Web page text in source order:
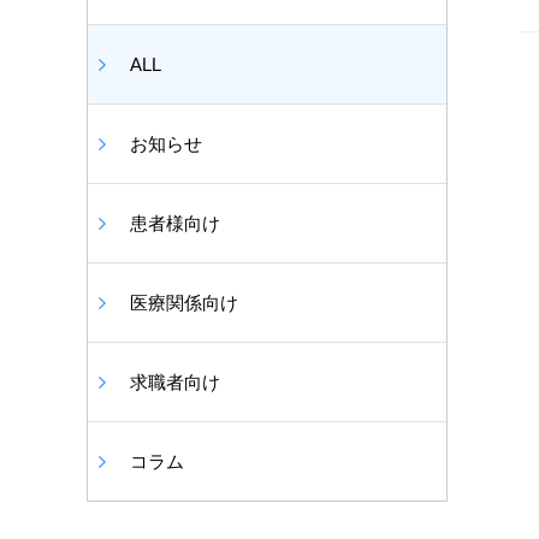
ALL
お知らせ
患者様向け
医療関係向け
求職者向け
コラム